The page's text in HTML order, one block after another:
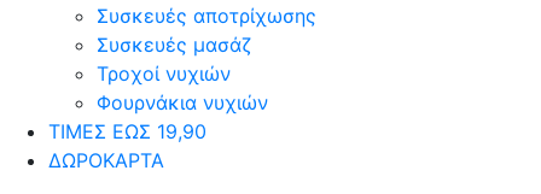
Συσκευές αποτρίχωσης
Συσκευές μασάζ
Τροχοί νυχιών
Φουρνάκια νυχιών
ΤΙΜΕΣ ΕΩΣ 19,90
ΔΩΡΟΚΑΡΤΑ